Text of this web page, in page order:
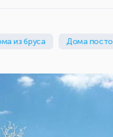
из бруса Дома